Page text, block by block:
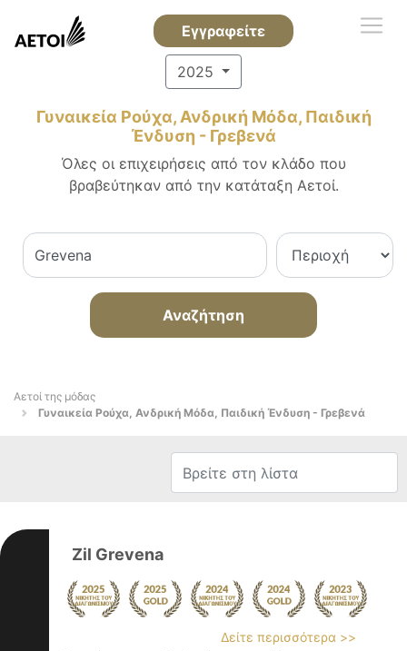
Εγγραφείτε
2025
Γυναικεία Ρούχα, Ανδρική Μόδα, Παιδική
Ένδυση - Γρεβενά
Όλες οι επιχειρήσεις από τον κλάδο που
βραβεύτηκαν από την κατάταξη Αετοί.
Αναζήτηση
Αετοί της μόδας
Γυναικεία Ρούχα, Ανδρική Μόδα, Παιδική Ένδυση - Γρεβενά
Zil Grevena
Δείτε περισσότερα >>